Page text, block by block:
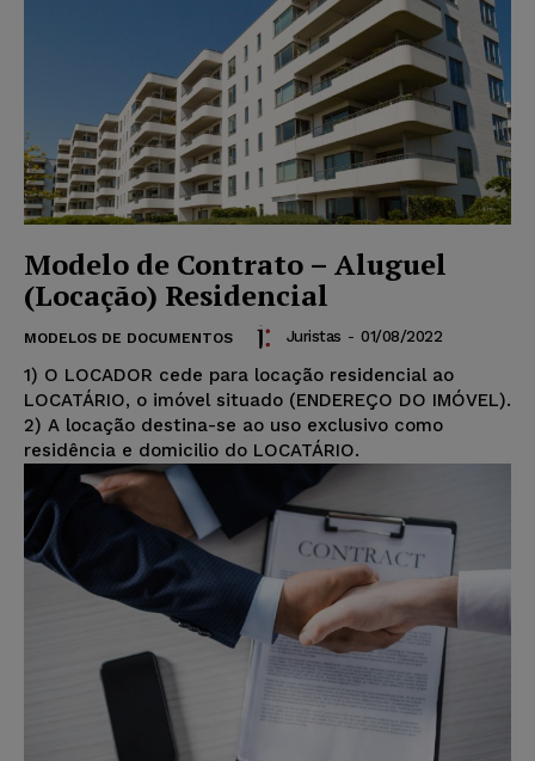
Modelo de Contrato – Aluguel
(Locação) Residencial
MODELOS DE DOCUMENTOS Juristas - 01/08/2022
1) O LOCADOR cede para locação residencial ao
LOCATÁRIO, o imóvel situado (ENDEREÇO DO IMÓVEL).
2) A locação destina-se ao uso exclusivo como
residência e domicilio do LOCATÁRIO.